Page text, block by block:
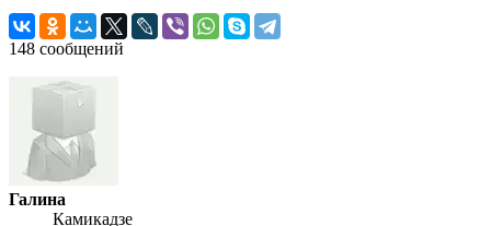
148 сообщений
Галина
Камикадзе